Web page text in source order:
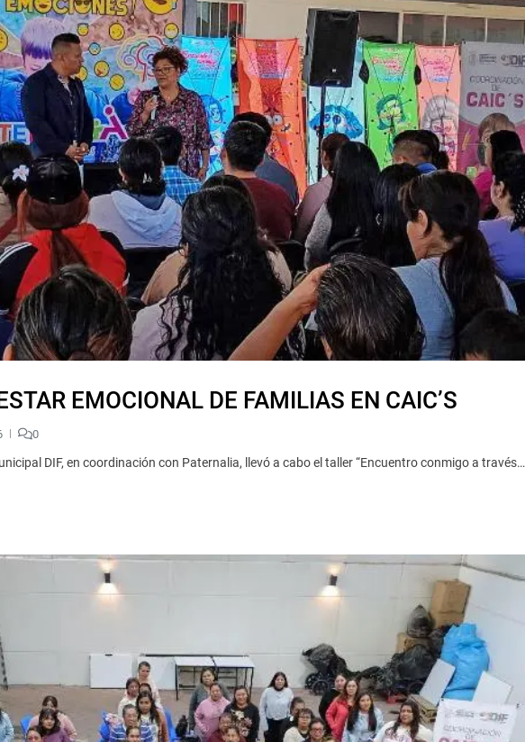
EMOCIONAL DE FAMILIAS EN CAIC’S
0
DIF, en coordinación con Paternalia, llevó a cabo el taller “Encuentro conmigo a través…